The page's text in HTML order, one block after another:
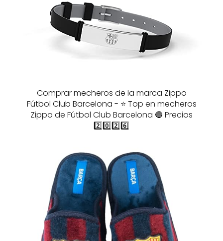
Comprar mecheros de la marca Zippo
Fútbol Club Barcelona - ⭐️ Top en mecheros
Zippo de Fútbol Club Barcelona 🔵 Precios
2️⃣0️⃣2️⃣6️⃣